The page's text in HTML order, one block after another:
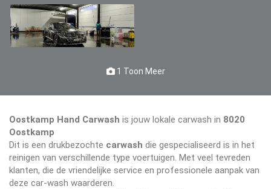
1 Toon Meer
Oostkamp Hand Carwash is jouw lokale carwash in 8020
Oostkamp
Dit is een drukbezochte carwash die gespecialiseerd is in het
reinigen van verschillende type voertuigen. Met veel tevreden
klanten, die de vriendelijke service en professionele aanpak van
deze car-wash waarderen.